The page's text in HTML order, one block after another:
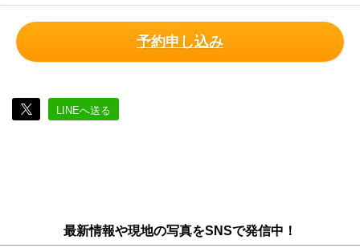
予約申し込み
LINEへ送る
最新情報や現地の写真をSNSで発信中！